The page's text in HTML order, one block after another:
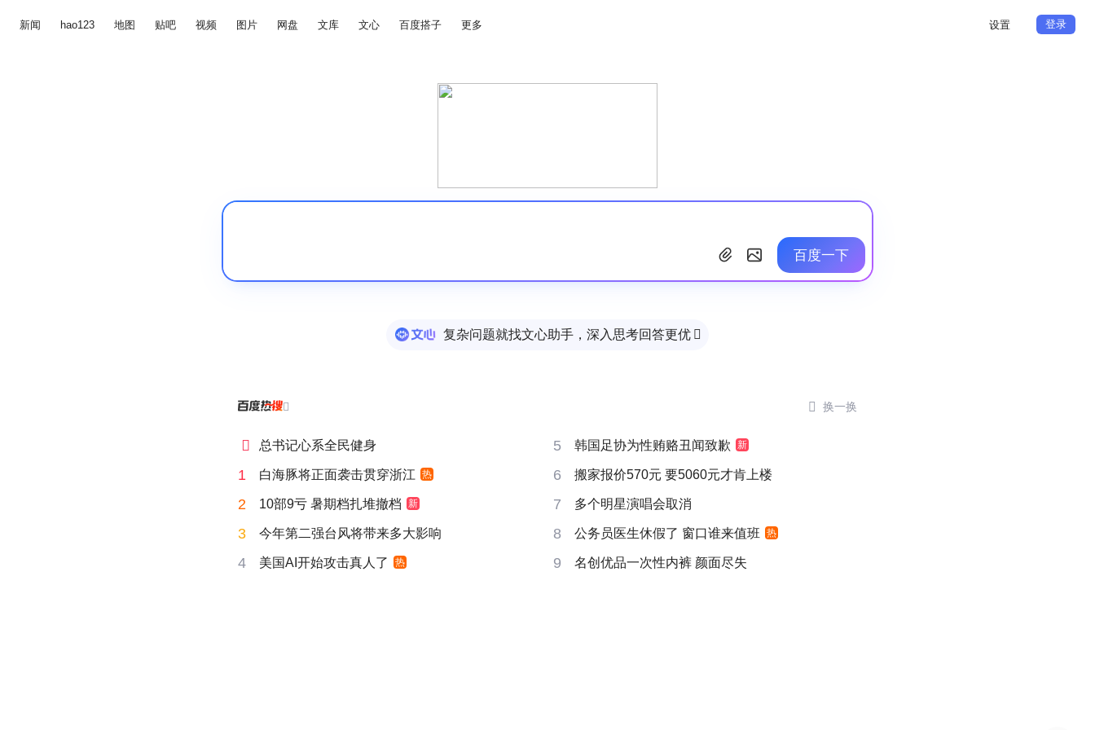
新闻 hao123 地图 贴吧 视频 图片 网盘 文库 文心 百度搭子 更多 设置 登录
百度一下
复杂问题就找文心助手，深入思考回答更优 
  换一换
 总书记心系全民健身 5 韩国足协为性贿赂丑闻致歉 新
1 白海豚将正面袭击贯穿浙江 热 6 搬家报价570元 要5060元才肯上楼
2 10部9亏 暑期档扎堆撤档 新 7 多个明星演唱会取消
3 今年第二强台风将带来多大影响 8 公务员医生休假了 窗口谁来值班 热
4 美国AI开始攻击真人了 热 9 名创优品一次性内裤 颜面尽失